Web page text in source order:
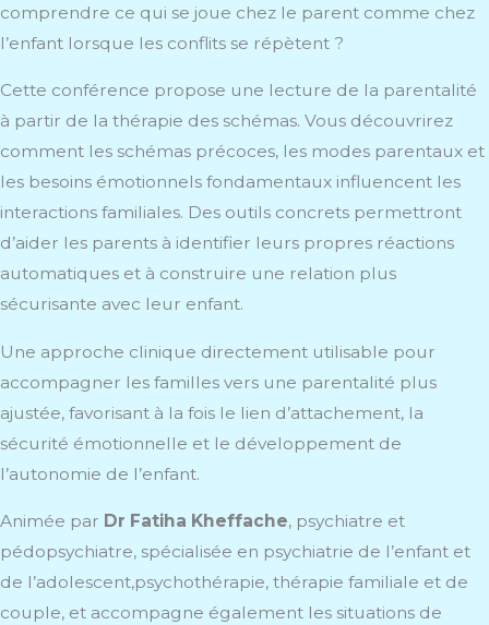
comprendre ce qui se joue chez le parent comme chez
l’enfant lorsque les conflits se répètent ?
Cette conférence propose une lecture de la parentalité
à partir de la thérapie des schémas. Vous découvrirez
comment les schémas précoces, les modes parentaux et
les besoins émotionnels fondamentaux influencent les
interactions familiales. Des outils concrets permettront
d’aider les parents à identifier leurs propres réactions
automatiques et à construire une relation plus
sécurisante avec leur enfant.
Une approche clinique directement utilisable pour
accompagner les familles vers une parentalité plus
ajustée, favorisant à la fois le lien d’attachement, la
sécurité émotionnelle et le développement de
l’autonomie de l’enfant.
Animée par Dr Fatiha Kheffache, psychiatre et
pédopsychiatre, spécialisée en psychiatrie de l’enfant et
de l’adolescent,psychothérapie, thérapie familiale et de
couple, et accompagne également les situations de